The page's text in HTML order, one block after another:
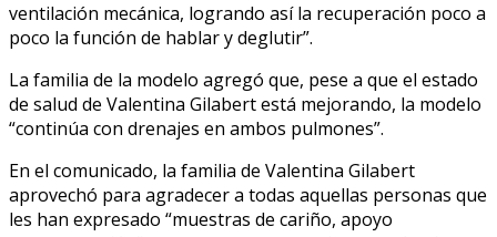
ventilación mecánica, logrando así la recuperación poco a
poco la función de hablar y deglutir”.
La familia de la modelo agregó que, pese a que el estado
de salud de Valentina Gilabert está mejorando, la modelo
“continúa con drenajes en ambos pulmones”.
En el comunicado, la familia de Valentina Gilabert
aprovechó para agradecer a todas aquellas personas que
les han expresado “muestras de cariño, apoyo